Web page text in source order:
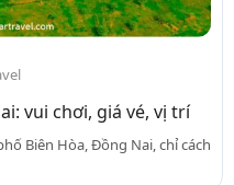
vui chơi, giá vé, vị trí
Biên Hòa, Đồng Nai, chỉ cách